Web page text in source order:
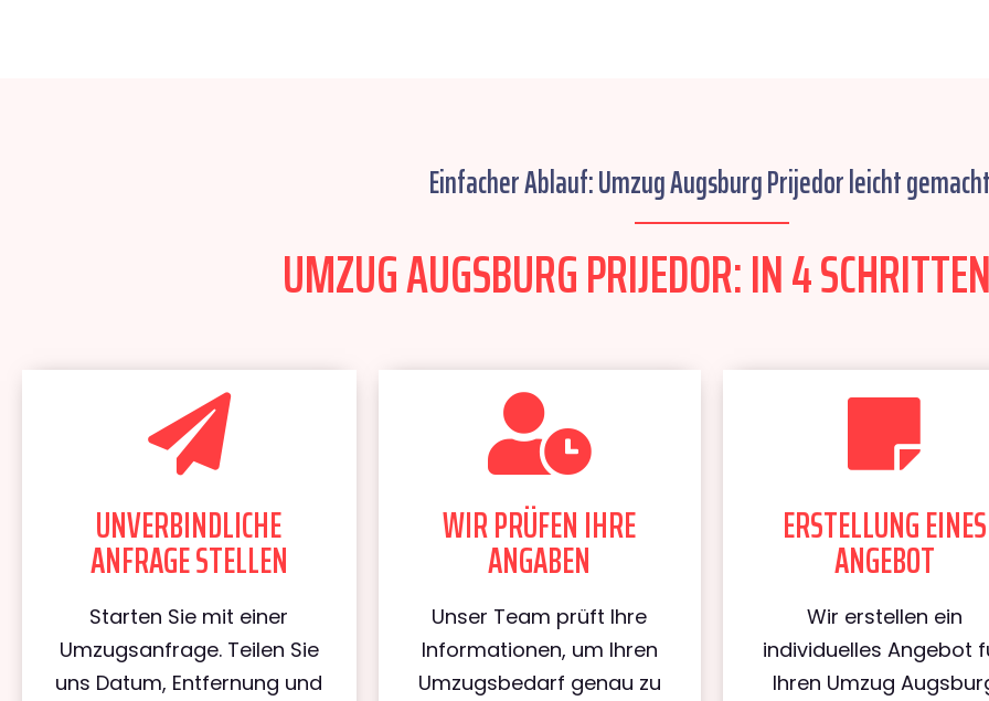
Einfacher Ablauf: Umzug Augsburg Prijedor leicht
UMZUG AUGSBURG PRIJEDOR: IN 4
UNVERBINDLICHE
ANFRAGE STELLEN
Starten Sie mit einer
Umzugsanfrage. Teilen Sie
uns Datum, Entfernung und
WIR PRÜFEN IHRE
ANGABEN
Unser Team prüft Ihre
Informationen, um Ihren
Umzugsbedarf genau zu
ERSTELLUNG EINES
ANGEBOT
Wir erstellen ein
individuelles Angebot
Ihren Umzug